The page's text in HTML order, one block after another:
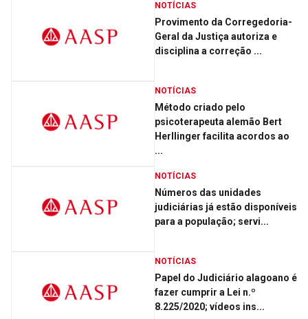
NOTÍCIAS
Provimento da Corregedoria-
Geral da Justiça autoriza e
disciplina a correção ...
NOTÍCIAS
Método criado pelo
psicoterapeuta alemão Bert
Herllinger facilita acordos ao
...
NOTÍCIAS
Números das unidades
judiciárias já estão disponíveis
para a população; servi...
NOTÍCIAS
Papel do Judiciário alagoano é
fazer cumprir a Lei n.º
8.225/2020; vídeos ins...